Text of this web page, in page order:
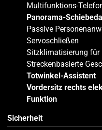
Multifunktions-
Panorama-
Passive
Servoschließen
Sitzklimatisierung für
Streckenbasierte
Totwinkel-Assistent
Vordersitz rechts
Funktion
Sicherheit